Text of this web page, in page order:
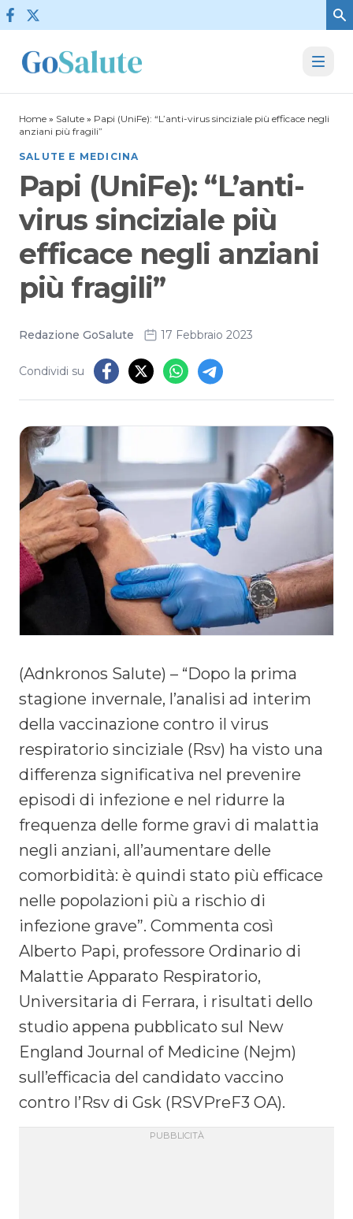
Vai al contenuto
Home » Salute » Papi (UniFe): “L’anti-virus sinciziale più efficace negli
anziani più fragili”
SALUTE E MEDICINA
Papi (UniFe): “L’anti-
virus sinciziale più
efficace negli anziani
più fragili”
Redazione GoSalute 17 Febbraio 2023
Condividi su
(Adnkronos Salute) – “Dopo la prima
stagione invernale, l’analisi ad interim
della vaccinazione contro il virus
respiratorio sinciziale (Rsv) ha visto una
differenza significativa nel prevenire
episodi di infezione e nel ridurre la
frequenza delle forme gravi di malattia
negli anziani, all’aumentare delle
comorbidità: è quindi stato più efficace
nelle popolazioni più a rischio di
infezione grave”. Commenta così
Alberto Papi, professore Ordinario di
Malattie Apparato Respiratorio,
Universitaria di Ferrara, i risultati dello
studio appena pubblicato sul New
England Journal of Medicine (Nejm)
sull’efficacia del candidato vaccino
contro l’Rsv di Gsk (RSVPreF3 OA).